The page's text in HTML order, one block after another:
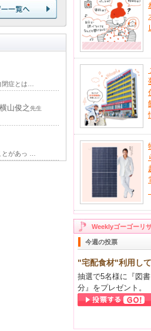
症とは…
横山俊之先生
があっ …
Weeklyゴーゴーリ
今週の投票
"宅配食材"利用し
抽選で5名様に『図
分』をプレゼント。